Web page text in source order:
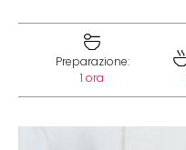
Preparazione:
1 ora